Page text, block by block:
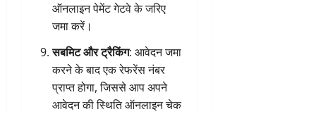
ऑनलाइन पेमेंट गेटवे के जरिए
जमा करें।
सबमिट और ट्रैकिंग: आवेदन जमा
करने के बाद एक रेफरेंस नंबर
प्राप्त होगा, जिससे आप अपने
आवेदन की स्थिति ऑनलाइन चेक